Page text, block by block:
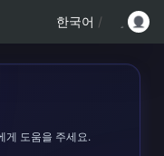
한국어 /
게 도움을 주세요.